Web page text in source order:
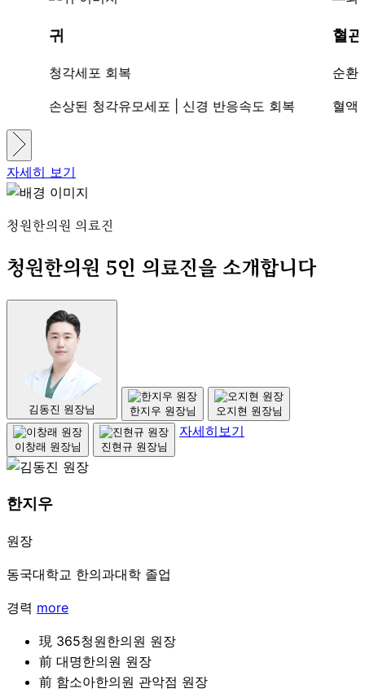
귀
청각세포 회복
손상된 청각유모세포 | 신경 반응속도 회복
혈관
순환
혈액
자세히 보기
청원한의원 의료진
청원한의원 5인 의료진을 소개합니다
김동진 원장님 한지우 원장님 오지현 원장님
이창래 원장님 진현규 원장님
자세히보기
한지우
원장
동국대학교 한의과대학 졸업
경력 more
現 365청원한의원 원장
前 대명한의원 원장
前 함소아한의원 관악점 원장